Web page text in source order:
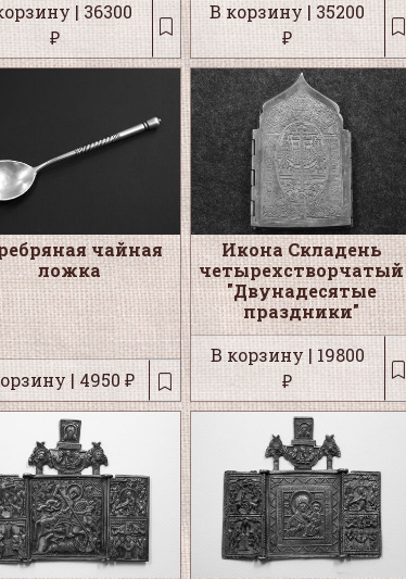
| 36300
₽
В корзину | 35200
₽
чайная
ложка
| 4950 ₽
Икона Складень
четырехстворчатый
"Двунадесятые
праздники"
В корзину | 19800
₽